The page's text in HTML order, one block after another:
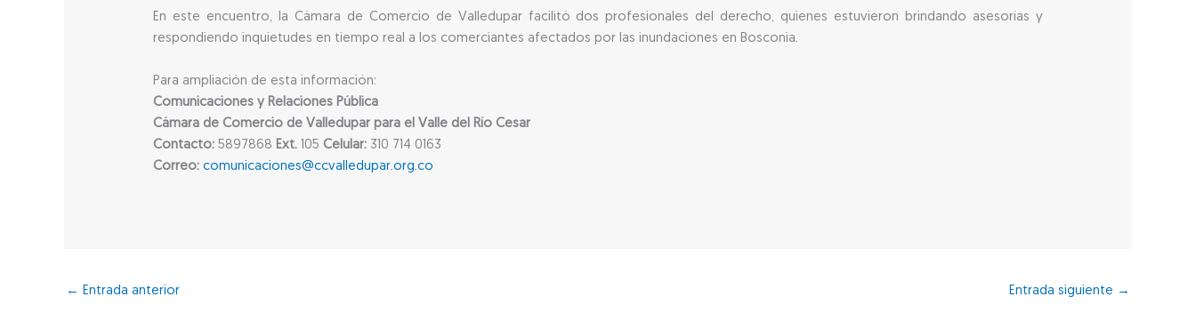
En este encuentro, la Cámara de Comercio de Valledupar facilitó dos profesionales del derecho, quienes estuvieron brindando asesorías y
respondiendo inquietudes en tiempo real a los comerciantes afectados por las inundaciones en Bosconia.
Para ampliación de esta información:
Comunicaciones y Relaciones Pública
Cámara de Comercio de Valledupar para el Valle del Río Cesar
Contacto: 5897868 Ext. 105 Celular: 310 714 0163
Correo: comunicaciones@ccvalledupar.org.co
← Entrada anterior Entrada siguiente →